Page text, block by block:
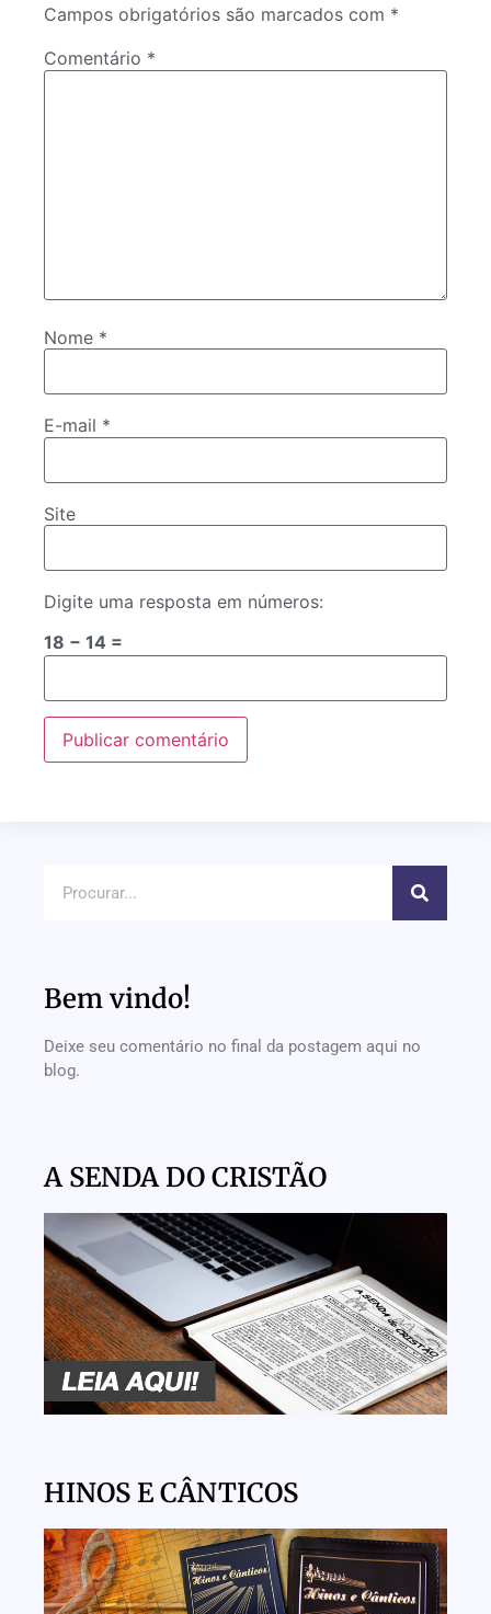
Campos obrigatórios são marcados com *
Comentário *
Nome *
E-mail *
Site
Digite uma resposta em números:
18 − 14 =
Bem vindo!
Deixe seu comentário no final da postagem aqui no
blog.
A SENDA DO CRISTÃO
HINOS E CÂNTICOS